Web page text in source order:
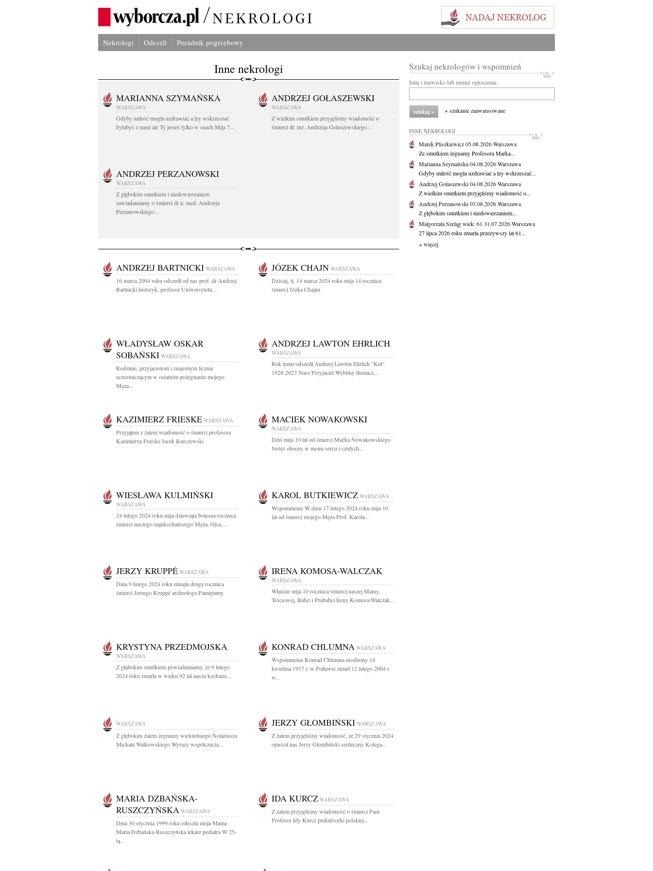
Nekrologi Odeszli Poradnik pogrzebowy
Inne nekrologi
MARIANNA SZYMAŃSKA
WARSZAWA
Gdyby miłość mogła uzdrawiać a łzy wskrzeszać
byłabyś z nami ale Ty jesteś tylko w snach Mija 7...
ANDRZEJ GOŁASZEWSKI
WARSZAWA
Z wielkim smutkiem przyjęliśmy wiadomość o
śmierci dr. inż. Andrzeja Gołaszewskiego...
ANDRZEJ PERZANOWSKI
WARSZAWA
Z głębokim smutkiem i niedowierzaniem
zawiadamiamy o śmierci dr n. med. Andrzeja
Perzanowskiego...
ANDRZEJ BARTNICKI WARSZAWA
16 marca 2004 roku odszedł od nas prof. dr Andrzej
Bartnicki historyk, profesor Uniwersytetu...
JÓZEK CHAJN WARSZAWA
Dzisiaj, tj. 14 marca 2024 roku mija 14 rocznica
śmierci Józka Chajna
WŁADYSŁAW OSKAR
SOBAŃSKI WARSZAWA
Rodzinie, przyjaciolom i znajomym licznie
uczestniczącym w ostatnim pożegnaniu mojego
Męża...
ANDRZEJ LAWTON EHRLICH
WARSZAWA
Rok temu odszedł Andrzej Lawton Ehrlich "Kot"
1928-2023 Nasz Przyjaciel Wybitny tłumacz,...
KAZIMIERZ FRIESKE WARSZAWA
Przyjąłem z żalem wiadomość o śmierci profesora
Kazimierza Frieske Jacek Kurczewski
MACIEK NOWAKOWSKI
WARSZAWA
Dziś mija 10 lat od śmierci Maćka Nowakowskiego
Jesteś obecny w moim sercu i czułych...
WIESŁAWA KULMIŃSKI
WARSZAWA
24 lutego 2024 roku mija dziewiąta bolesna rocznica
śmierci naszego najukochańszego Męża, Ojca,...
KAROL BUTKIEWICZ WARSZAWA
Wspomnienie W dniu 17 lutego 2024 roku mija 10
lat od śmierci mojego Męża Prof. Karola...
JERZY KRUPPÉ WARSZAWA
Dnia 9 lutego 2024 roku minęła druga rocznica
śmierci Jerzego Kruppé archeologa Pamiętamy
IRENA KOMOSA-WALCZAK
WARSZAWA
Właśnie mija 10 rocznica śmierci naszej Mamy,
Teściowej, Babci i Prababci Ireny Komosa-Walczak...
KRYSTYNA PRZEDMOJSKA
WARSZAWA
Z głabokim smutkiem powiadamiamy, że 9 lutego
2024 roku zmarła w wieku 92 lat nasza kochana...
KONRAD CHLUMNA WARSZAWA
Wspomnienie Konrad Chlumna urodzony 14
kwietnia 1917 r. w Połtawie zmarł 12 lutego 2004 r.
w...
WARSZAWA
Z głębokim żalem żegnamy wieloletniego Notariusza
Michała Walkowskiego Wyrazy współczucia...
JERZY GŁOMBIŃSKI WARSZAWA
Z żalem przyjęliśmy wiadomość, że 29 stycznia 2024
opuścił nas Jerzy Głombiński serdeczny Kolega...
MARIA DZBAŃSKA-
RUSZCZYŃSKA WARSZAWA
Dnia 30 stycznia 1999 roku odeszła moja Mama
Maria Dzbańska-Ruszczyńska lekarz pediatra W 25-
tą...
IDA KURCZ WARSZAWA
Z żalem przyjęliśmy wiadomość o śmierci Pani
Profesor Idy Kurcz prekursorki polskiej...
Szukaj nekrologów i wspomnień
Imię i nazwisko lub numer ogłoszenia:
+ szukanie zaawansowane
INNE NEKROLOGI
Marek Pliszkiewicz05.08.2026Warszawa
Ze smutkiem żegnamy Profesora Marka...
Marianna Szymańska04.08.2026Warszawa
Gdyby miłość mogła uzdrawiać a łzy wskrzeszać...
Andrzej Gołaszewski04.08.2026Warszawa
Z wielkim smutkiem przyjęliśmy wiadomość o...
Andrzej Perzanowski03.08.2026Warszawa
Z głębokim smutkiem i niedowierzaniem...
Małgorzata Szelągwiek: 61 31.07.2026Warszawa
27 lipca 2026 roku zmarła przeżywszy lat 61...
+ więcej